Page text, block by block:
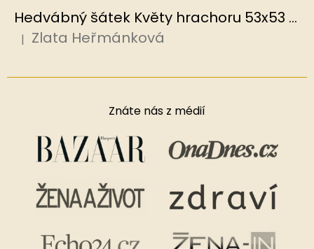
Hedvábný šátek Květy hrachoru 53x53 cm v dárkovém balení, HEDVÁBNÝ SVĚT
Hodnocení produktu je 5 z 5 hvězdiček.
| Zlata Heřmánková
Znáte nás z médií